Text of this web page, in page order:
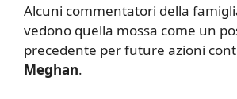
Alcuni commentatori della
vedono quella mossa come un
precedente per future azioni
Meghan.